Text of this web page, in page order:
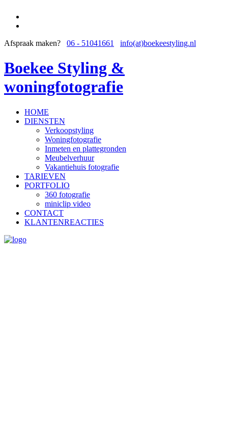
Afspraak maken? 06 - 51041661 info(at)boekeestyling.nl
Boekee Styling &
woningfotografie
HOME
DIENSTEN
Verkoopstyling
Woningfotografie
Inmeten en plattegronden
Meubelverhuur
Vakantiehuis fotografie
TARIEVEN
PORTFOLIO
360 fotografie
miniclip video
CONTACT
KLANTENREACTIES